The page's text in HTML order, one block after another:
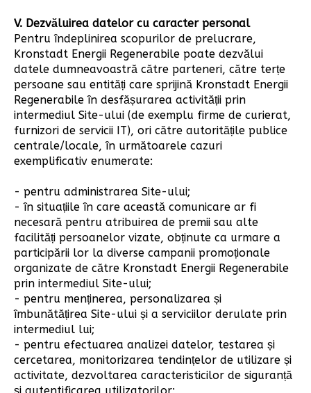
V. Dezvăluirea datelor cu caracter personal
Pentru îndeplinirea scopurilor de prelucrare,
Kronstadt Energii Regenerabile poate dezvălui
datele dumneavoastră către parteneri, către terțe
persoane sau entități care sprijină Kronstadt Energii
Regenerabile în desfășurarea activității prin
intermediul Site-ului (de exemplu firme de curierat,
furnizori de servicii IT), ori către autoritățile publice
centrale/locale, în următoarele cazuri
exemplificativ enumerate:
- pentru administrarea Site-ului;
- în situațiile în care această comunicare ar fi
necesară pentru atribuirea de premii sau alte
facilități persoanelor vizate, obținute ca urmare a
participării lor la diverse campanii promoționale
organizate de către Kronstadt Energii Regenerabile
prin intermediul Site-ului;
- pentru menținerea, personalizarea și
îmbunătățirea Site-ului și a serviciilor derulate prin
intermediul lui;
- pentru efectuarea analizei datelor, testarea și
cercetarea, monitorizarea tendințelor de utilizare și
activitate, dezvoltarea caracteristicilor de siguranță